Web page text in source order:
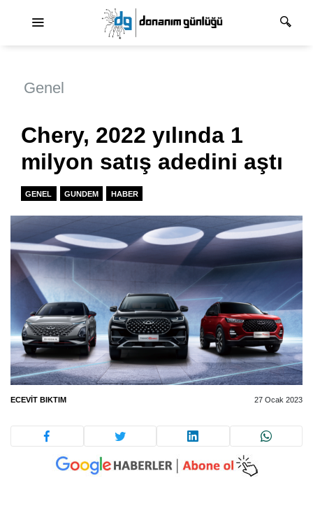
Genel
Chery, 2022 yılında 1
milyon satış adedini aştı
GENEL GUNDEM HABER
ECEVIT BIKTIM 27 Ocak 2023